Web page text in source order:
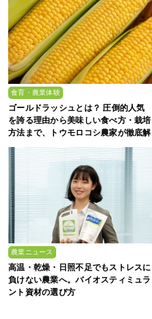
食育・農業体験
ゴールドラッシュとは？ 圧倒的人気
を誇る理由から美味しい食べ方・栽培
方法まで、トウモロコシ農家が徹底解
説
農業ニュース
高温・乾燥・日照不足でもストレスに
負けない農業へ。バイオスティミュラ
ント資材の選び方